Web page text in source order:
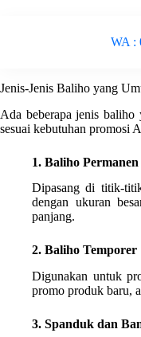
WA :
Jenis-Jenis Baliho yang
Ada beberapa jenis baliho
sesuai kebutuhan promosi
1. Baliho Permanen
Dipasang di titik-
dengan ukuran
panjang.
2. Baliho Temporer
Digunakan untuk
promo produk baru,
3. Spanduk dan